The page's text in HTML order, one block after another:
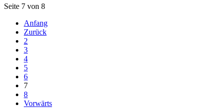
Seite 7 von 8
Anfang
Zurück
2
3
4
5
6
7
8
Vorwärts